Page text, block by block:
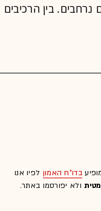
בין הרכיבים
בדו"ח האמון לפיו אנו
ולא יפורסמו באתר.